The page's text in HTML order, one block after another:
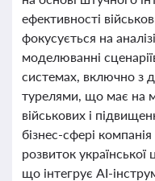
ефективності
фокусується на
моделюванні
системах, включно з
турелями, що має на
військових і
бізнес-сфері
розвиток
що інтегрує AI-